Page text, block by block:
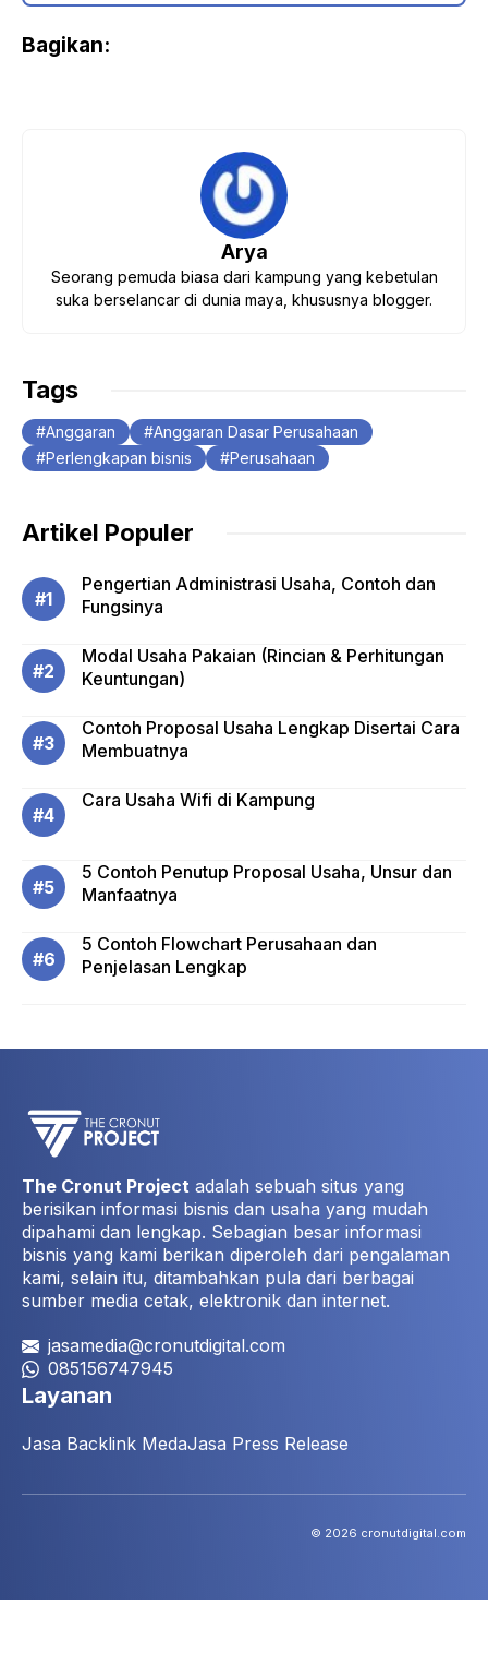
Bagikan:
Arya
Seorang pemuda biasa dari kampung yang kebetulan
suka berselancar di dunia maya, khususnya blogger.
Tags
Anggaran
Anggaran Dasar Perusahaan
Perlengkapan bisnis
Perusahaan
Artikel Populer
Pengertian Administrasi Usaha, Contoh dan
Fungsinya
Modal Usaha Pakaian (Rincian & Perhitungan
Keuntungan)
Contoh Proposal Usaha Lengkap Disertai Cara
Membuatnya
Cara Usaha Wifi di Kampung
5 Contoh Penutup Proposal Usaha, Unsur dan
Manfaatnya
5 Contoh Flowchart Perusahaan dan
Penjelasan Lengkap
The Cronut Project adalah sebuah situs yang
berisikan informasi bisnis dan usaha yang mudah
dipahami dan lengkap. Sebagian besar informasi
bisnis yang kami berikan diperoleh dari pengalaman
kami, selain itu, ditambahkan pula dari berbagai
sumber media cetak, elektronik dan internet.
jasamedia@cronutdigital.com
085156747945
Layanan
Jasa Backlink MedaJasa Press Release
© 2026 cronutdigital.com